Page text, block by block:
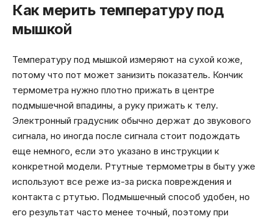
Как мерить температуру под
мышкой
Температуру под мышкой измеряют на сухой коже,
потому что пот может занизить показатель. Кончик
термометра нужно плотно прижать в центре
подмышечной впадины, а руку прижать к телу.
Электронный градусник обычно держат до звукового
сигнала, но иногда после сигнала стоит подождать
еще немного, если это указано в инструкции к
конкретной модели. Ртутные термометры в быту уже
используют все реже из-за риска повреждения и
контакта с ртутью. Подмышечный способ удобен, но
его результат часто менее точный, поэтому при